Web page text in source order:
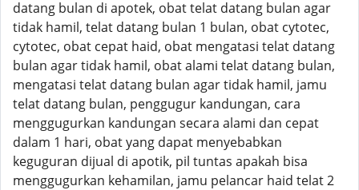
datang bulan di apotek, obat telat datang bulan agar
tidak hamil, telat datang bulan 1 bulan, obat cytotec,
cytotec, obat cepat haid, obat mengatasi telat datang
bulan agar tidak hamil, obat alami telat datang bulan,
mengatasi telat datang bulan agar tidak hamil, jamu
telat datang bulan, penggugur kandungan, cara
menggugurkan kandungan secara alami dan cepat
dalam 1 hari, obat yang dapat menyebabkan
keguguran dijual di apotik, pil tuntas apakah bisa
menggugurkan kehamilan, jamu pelancar haid telat 2